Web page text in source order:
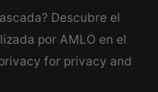
Descubre el
por AMLO en el
for privacy and